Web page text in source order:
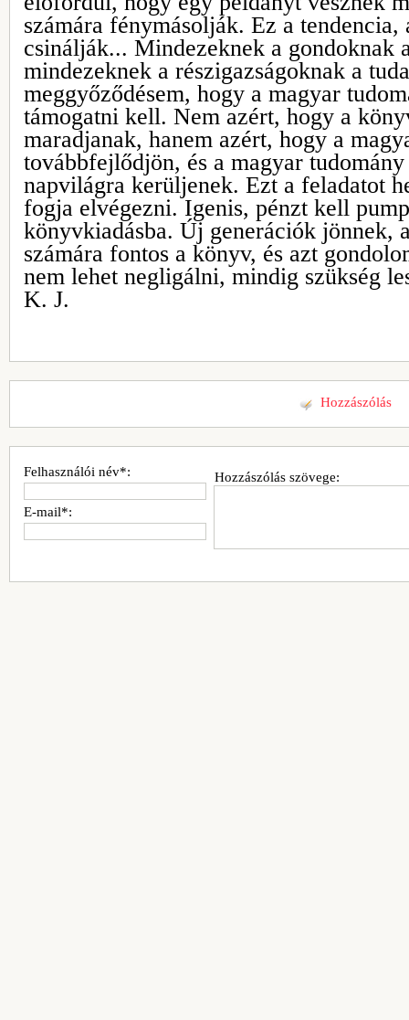
számára fénymásolják. Ez a tendencia,
csinálják... Mindezeknek a gondoknak
mindezeknek a részigazságoknak a
meggyőződésem, hogy a magyar
támogatni kell. Nem azért, hogy a
maradjanak, hanem azért, hogy a
továbbfejlődjön, és a magyar
napvilágra kerüljenek. Ezt a feladatot
fogja elvégezni. Igenis, pénzt kell
könyvkiadásba. Új generációk jönnek,
számára fontos a könyv, és azt
nem lehet negligálni, mindig szükség
K. J.
Hozzászólás
Hozzászólás szövege:
Felhasználói név*:
E-mail*: